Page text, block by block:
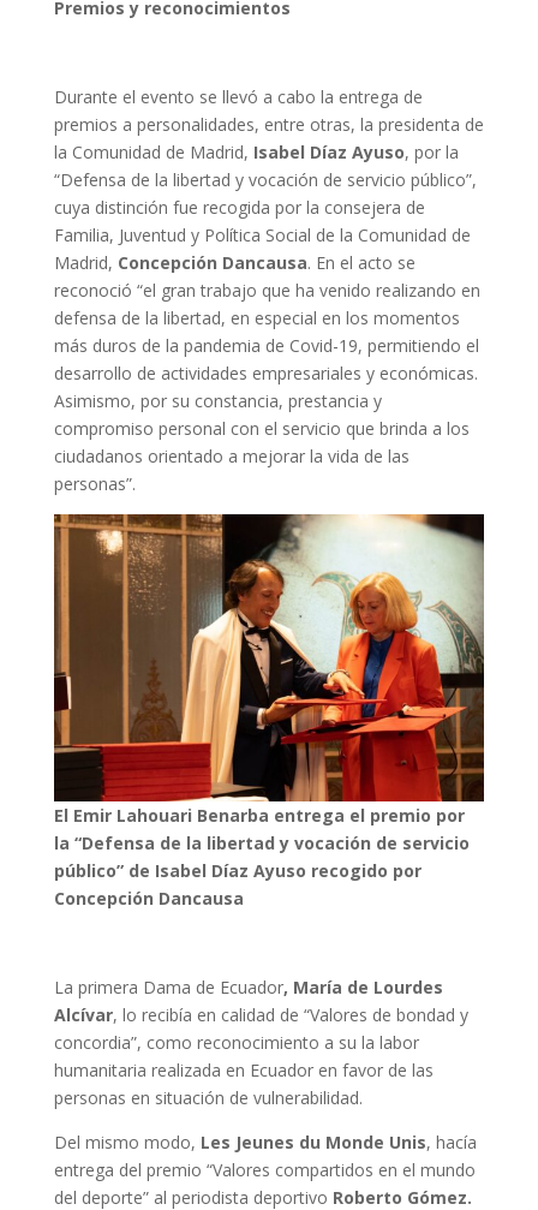
Premios y reconocimientos
Durante el evento se llevó a cabo la entrega de
premios a personalidades, entre otras, la presidenta de
la Comunidad de Madrid, Isabel Díaz Ayuso, por la
“Defensa de la libertad y vocación de servicio público”,
cuya distinción fue recogida por la consejera de
Familia, Juventud y Política Social de la Comunidad de
Madrid, Concepción Dancausa. En el acto se
reconoció “el gran trabajo que ha venido realizando en
defensa de la libertad, en especial en los momentos
más duros de la pandemia de Covid-19, permitiendo el
desarrollo de actividades empresariales y económicas.
Asimismo, por su constancia, prestancia y
compromiso personal con el servicio que brinda a los
ciudadanos orientado a mejorar la vida de las
personas”.
El Emir Lahouari Benarba entrega el premio por
la “Defensa de la libertad y vocación de servicio
público” de Isabel Díaz Ayuso recogido por
Concepción Dancausa
La primera Dama de Ecuador, María de Lourdes
Alcívar, lo recibía en calidad de “Valores de bondad y
concordia”, como reconocimiento a su la labor
humanitaria realizada en Ecuador en favor de las
personas en situación de vulnerabilidad.
Del mismo modo, Les Jeunes du Monde Unis, hacía
entrega del premio “Valores compartidos en el mundo
del deporte” al periodista deportivo Roberto Gómez.